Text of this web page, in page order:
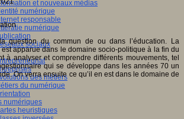
et nouveaux médias
numérique
responsable
numérique
sociaux
des métiers
du numérique
numériques
heuristiques
question du commun de ou dans l’éducation. La
apparue dans le domaine socio-politique à la fin du
à analyser et comprendre différents mouvements, tel
qui se développe dans les années 70 un
On verra ensuite ce qu’il en est dans le domaine de